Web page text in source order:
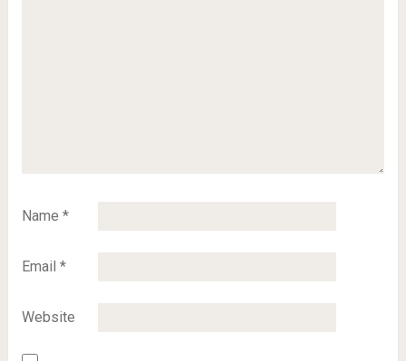
Name *
Email *
Website